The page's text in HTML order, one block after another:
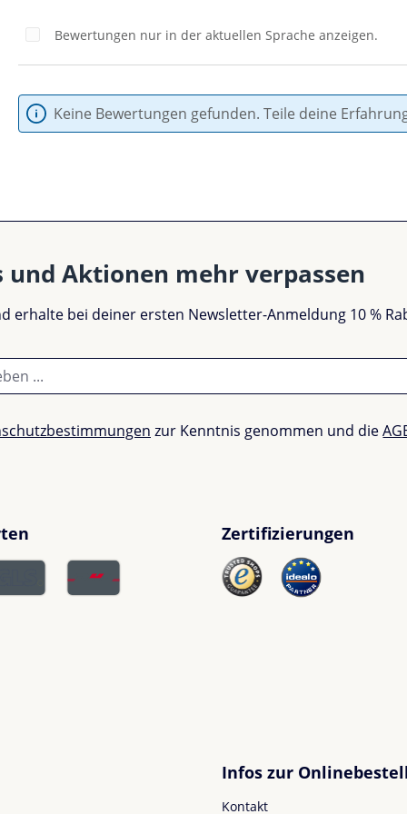
Bewertungen nur in der aktuellen Sprache anzeigen.
Keine Bewertungen gefunden. Teile deine
und Aktionen mehr verpassen
erhalte bei deiner ersten Newsletter-Anmeldung 10 %
zur Kenntnis genommen und die
Zertifizierungen
Infos zur
Kontakt